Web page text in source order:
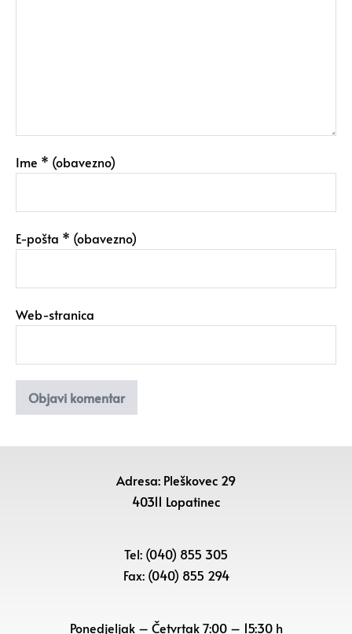
Ime * (obavezno)
E-pošta * (obavezno)
Web-stranica
Adresa: Pleškovec 29
40311 Lopatinec
Tel: (040) 855 305
Fax: (040) 855 294
Ponedjeljak – Četvrtak 7:00 – 15:30 h